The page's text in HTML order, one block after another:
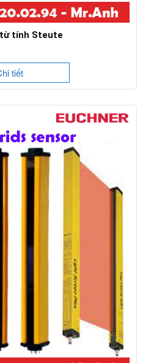
tính Steute
tiết